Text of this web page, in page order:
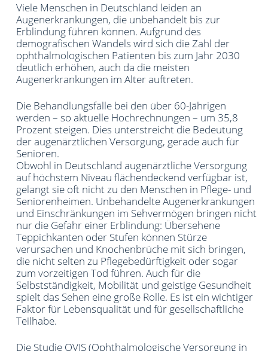
Viele Menschen in Deutschland leiden an
Augenerkrankungen, die unbehandelt bis zur
Erblindung führen können. Aufgrund des
demografischen Wandels wird sich die Zahl der
ophthalmologischen Patienten bis zum Jahr 2030
deutlich erhöhen, auch da die meisten
Augenerkrankungen im Alter auftreten.
Die Behandlungsfälle bei den über 60-Jährigen
werden – so aktuelle Hochrechnungen – um 35,8
Prozent steigen. Dies unterstreicht die Bedeutung
der augenärztlichen Versorgung, gerade auch für
Senioren.
Obwohl in Deutschland augenärztliche Versorgung
auf höchstem Niveau flächendeckend verfügbar ist,
gelangt sie oft nicht zu den Menschen in Pflege- und
Seniorenheimen. Unbehandelte Augenerkrankungen
und Einschränkungen im Sehvermögen bringen nicht
nur die Gefahr einer Erblindung: Übersehene
Teppichkanten oder Stufen können Stürze
verursachen und Knochenbrüche mit sich bringen,
die nicht selten zu Pflegebedürftigkeit oder sogar
zum vorzeitigen Tod führen. Auch für die
Selbstständigkeit, Mobilität und geistige Gesundheit
spielt das Sehen eine große Rolle. Es ist ein wichtiger
Faktor für Lebensqualität und für gesellschaftliche
Teilhabe.
Die Studie OVIS (Ophthalmologische Versorgung in